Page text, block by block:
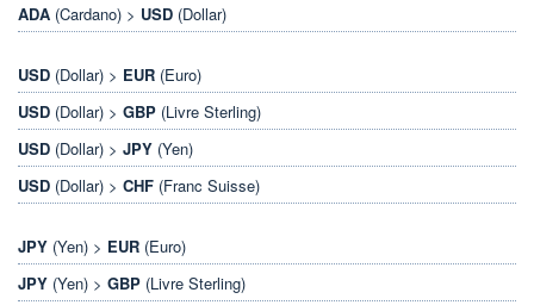
ADA (Cardano) > USD (Dollar)
USD (Dollar) > EUR (Euro)
USD (Dollar) > GBP (Livre Sterling)
USD (Dollar) > JPY (Yen)
USD (Dollar) > CHF (Franc Suisse)
JPY (Yen) > EUR (Euro)
JPY (Yen) > GBP (Livre Sterling)